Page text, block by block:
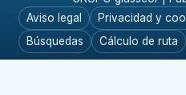
Aviso legal
Privacidad y
Búsquedas
Cálculo de ruta